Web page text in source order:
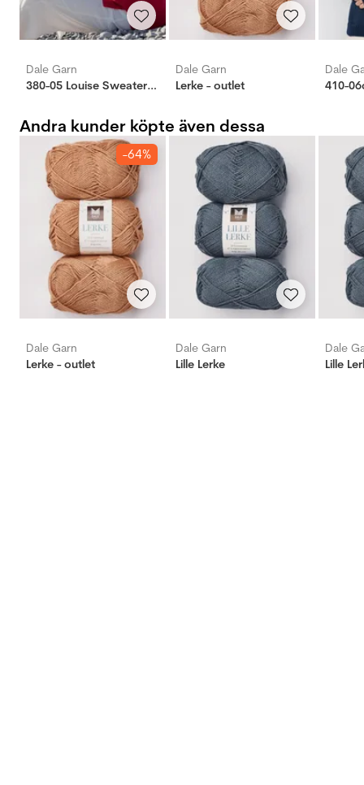
Dale Garn
380-05 Louise Sweater Rød Lerke
Dale Garn
Lerke - outlet
Dale
Andra kunder köpte även dessa
-64%
Dale Garn
Lerke - outlet
Dale Garn
Lille Lerke
Dale
Lille